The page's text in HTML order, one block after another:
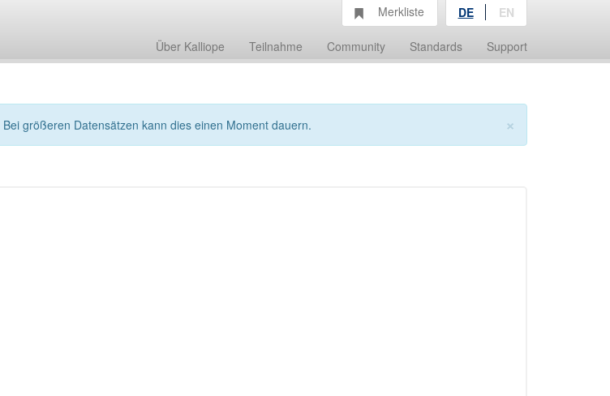
Über Kalliope Teilnahme Community Standards Support
Merkliste DE EN
×
Bei größeren Datensätzen kann dies einen Moment dauern.